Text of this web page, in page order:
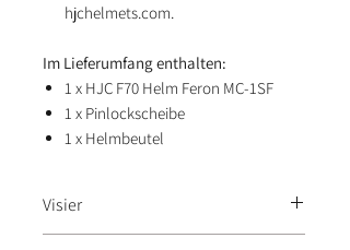
hjchelmets.com.
Im Lieferumfang enthalten:
1 x HJC F70 Helm Feron MC-1SF
1 x Pinlockscheibe
1 x Helmbeutel
Visier